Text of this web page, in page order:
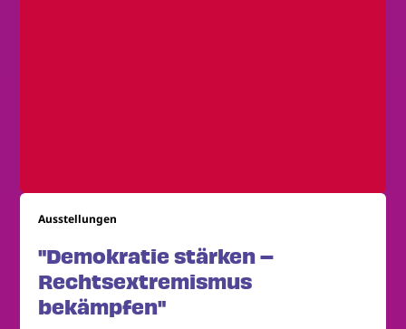
Ausstellungen
"Demokratie stärken –
Rechtsextremismus
bekämpfen"